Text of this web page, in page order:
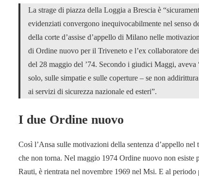
La strage di piazza della Loggia a Brescia è
evidenziati convergono inequivocabilmente nel senso
della corte d’assise d’appello di Milano nelle
di Ordine nuovo per il Triveneto e l’ex collaboratore
del 28 maggio del ’74. Secondo i giudici Maggi,
solo, sulle simpatie e sulle coperture – se non
ai servizi di sicurezza nazionale ed esteri”.
I due Ordine nuovo
Così l’Ansa sulle motivazioni della sentenza d’appello
che non torna. Nel maggio 1974 Ordine nuovo non
Rauti, è rientrata nel novembre 1969 nel Msi. E al periodo